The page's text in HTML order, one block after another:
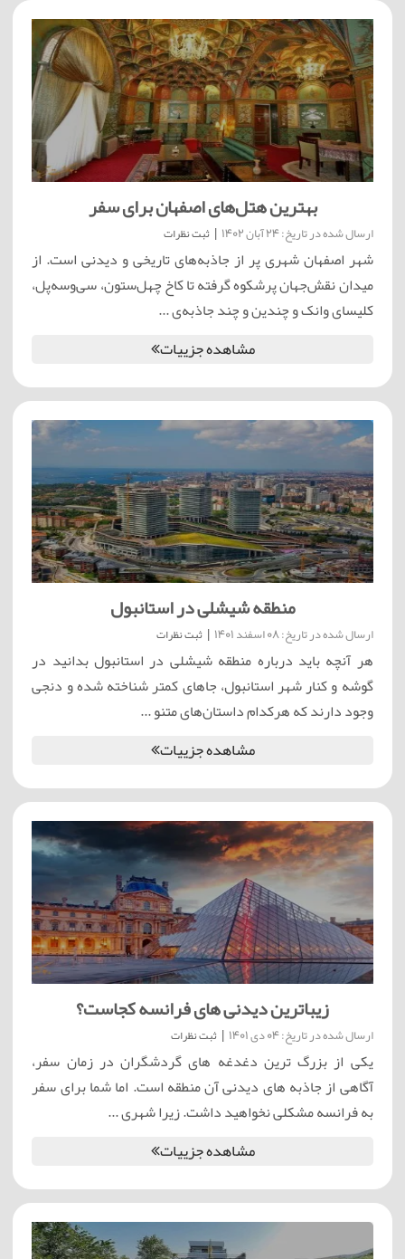
بهترین هتل‌های اصفهان برای سفر
ارسال شده در تاریخ: 24 آبان 1402 | ثبت نظرات
شهر اصفهان شهری پر از جاذبه‌های تاریخی و دیدنی است. از
میدان نقش‌جهان پرشکوه گرفته تا کاخ چهل‌ستون، سی‌وسه‌پل،
کلیسای وانک و چندین و چند جاذبه‌ی ...
مشاهده جزییات
منطقه شیشلی در استانبول
ارسال شده در تاریخ: 08 اسفند 1401 | ثبت نظرات
هر آنچه باید درباره منطقه شیشلی در استانبول بدانید در
گوشه و کنار شهر استانبول، جاهای کمتر شناخته شده و دنجی
وجود دارند که هرکدام داستان‌های متنو ...
مشاهده جزییات
زیباترین دیدنی های فرانسه کجاست؟
ارسال شده در تاریخ: 04 دی 1401 | ثبت نظرات
یکی از بزرگ ترین دغدغه های گردشگران در زمان سفر،
آگاهی از جاذبه های دیدنی آن منطقه است. اما شما برای سفر
به فرانسه مشکلی نخواهید داشت. زیرا شهری ...
مشاهده جزییات